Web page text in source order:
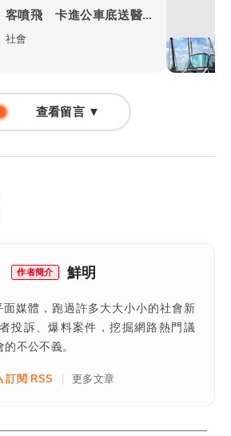
客噴飛 卡進公車底送醫不
治
社會
查看留言 ▼
作者簡介 鮮明
媒體，跑過許多大大小小的社會新
投訴、爆料案件，挖掘網路熱門議
不公不義。
訂閱 RSS 更多文章